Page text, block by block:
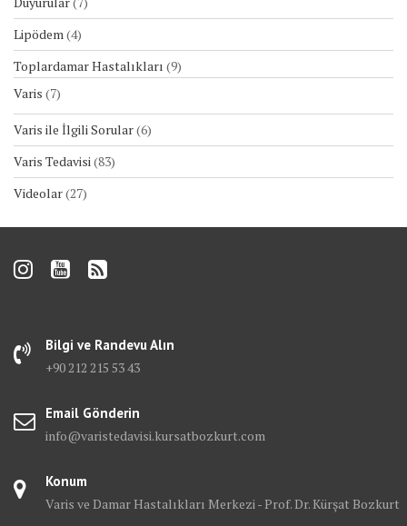
Lipödem(4)
Toplardamar Hastalıkları (9)
Varis (7)
Varis ile İlgili Sorular(6)
Varis Tedavisi(83)
Videolar(27)
Bilgi ve Randevu Alın
+90 212 215 53 43
Email Gönderin
info@varistedavisi.kursatbozkurt.com
Konum
Varis ve Damar Hastalıkları Merkezi - Prof. Dr. Kürşat Bozkurt